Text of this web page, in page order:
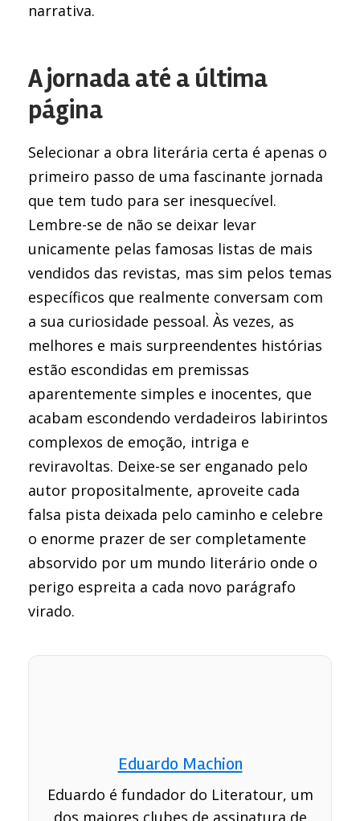
narrativa.
A jornada até a última
página
Selecionar a obra literária certa é apenas o
primeiro passo de uma fascinante jornada
que tem tudo para ser inesquecível.
Lembre-se de não se deixar levar
unicamente pelas famosas listas de mais
vendidos das revistas, mas sim pelos temas
específicos que realmente conversam com
a sua curiosidade pessoal. Às vezes, as
melhores e mais surpreendentes histórias
estão escondidas em premissas
aparentemente simples e inocentes, que
acabam escondendo verdadeiros labirintos
complexos de emoção, intriga e
reviravoltas. Deixe-se ser enganado pelo
autor propositalmente, aproveite cada
falsa pista deixada pelo caminho e celebre
o enorme prazer de ser completamente
absorvido por um mundo literário onde o
perigo espreita a cada novo parágrafo
virado.
Eduardo Machion
Eduardo é fundador do Literatour, um
dos maiores clubes de assinatura de